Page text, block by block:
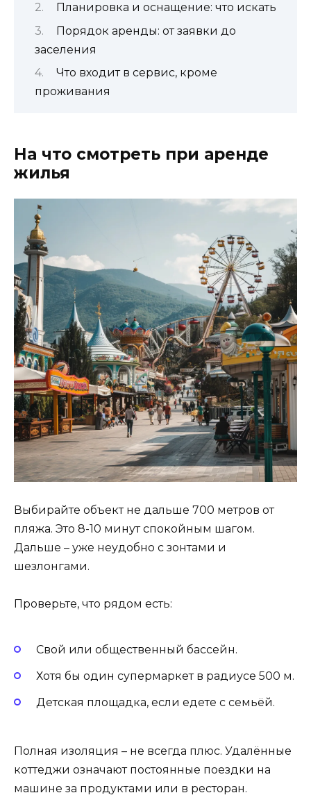
Планировка и оснащение: что искать
Порядок аренды: от заявки до
заселения
Что входит в сервис, кроме
проживания
На что смотреть при аренде
жилья
Выбирайте объект не дальше 700 метров от
пляжа. Это 8-10 минут спокойным шагом.
Дальше – уже неудобно с зонтами и
шезлонгами.
Проверьте, что рядом есть:
Свой или общественный бассейн.
Хотя бы один супермаркет в радиусе 500 м.
Детская площадка, если едете с семьёй.
Полная изоляция – не всегда плюс. Удалённые
коттеджи означают постоянные поездки на
машине за продуктами или в ресторан.